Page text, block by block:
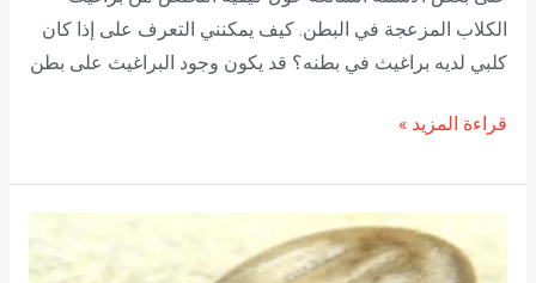
الكلاب المزعجة في البطن. كيف يمكنني التعرف على إذا كان
كلبي لديه براغيث في بطنه؟ قد يكون وجود البراغيث على بطن
قراءة المزيد »
علاج